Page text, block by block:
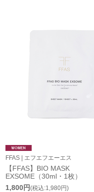
FFAS | エフエフエーエス
【FFAS】BIO MASK
EXSOME（30ml・1枚）
1,800円(税込:1,980円)